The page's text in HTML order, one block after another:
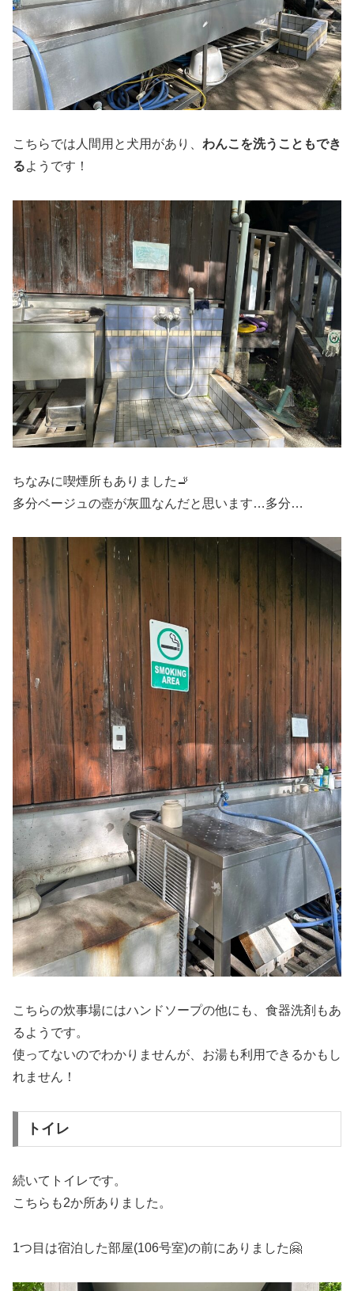
こちらでは人間用と犬用があり、 わんこを洗うこともでき
るようです！
ちなみに喫煙所もありました🚬
多分ベージュの壺が灰皿なんだと思います…多分…
こちらの炊事場にはハンドソープの他にも、食器洗剤もあ
るようです。
使ってないのでわかりませんが、お湯も利用できるかもし
れません！
トイレ
続いてトイレです。
こちらも2か所ありました。
1つ目は宿泊した部屋(106号室)の前にありました🤗